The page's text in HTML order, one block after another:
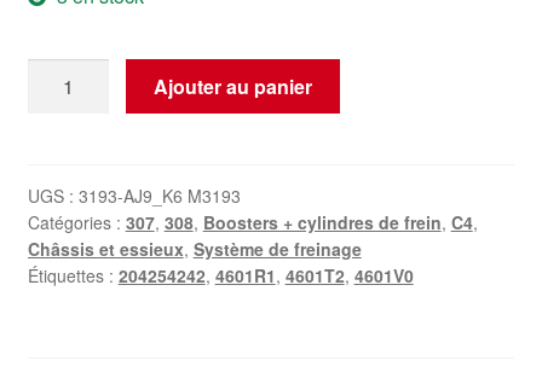
de
frein
PSA
0204254242
Ajouter au panier
UGS : 3193-AJ9_K6 M3193
Catégories : 307, 308, Boosters + cylindres de frein, C4,
Châssis et essieux, Système de freinage
Étiquettes : 204254242, 4601R1, 4601T2, 4601V0